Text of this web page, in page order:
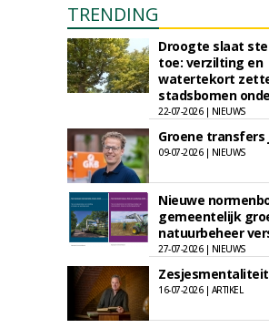
TRENDING
Droogte slaat
toe: verzilting en
watertekort
stadsbomen
22-07-2026 | NIEUWS
Groene transfers
09-07-2026 | NIEUWS
Nieuwe
gemeentelijk
natuurbeheer
27-07-2026 | NIEUWS
Zesjesmentaliteit
16-07-2026 | ARTIKEL